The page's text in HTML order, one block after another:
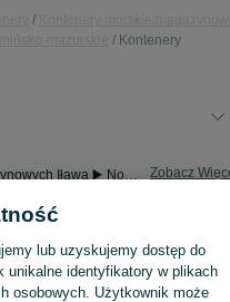
Kontenery
Sprzedaż kontenerów morskich i magazynowych Iława ▶️ Nowe i używane ✅ Szeroki wybór w atrakcyjnych cenach ✌ Znajdź atrakcyjne oferty na OLX.pl! Zobacz
lub uzyskujemy dostęp do
unikalne identyfikatory w plikach
osobowych. Użytkownik może